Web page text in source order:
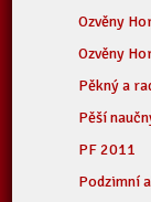
Ozvěny
Ozvěny
Pěkný a
Pěší
PF 2011
Podzimní